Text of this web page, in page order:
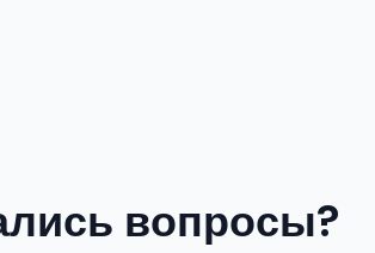
вопросы?